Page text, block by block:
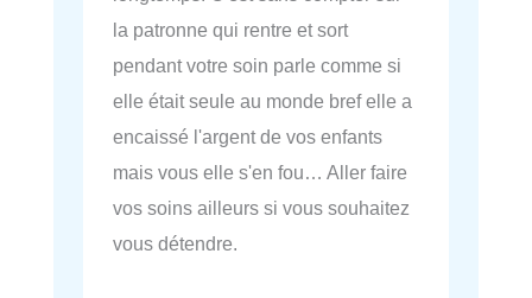
la patronne qui rentre et sort
pendant votre soin parle comme si
elle était seule au monde bref elle a
encaissé l'argent de vos enfants
mais vous elle s'en fou… Aller faire
vos soins ailleurs si vous souhaitez
vous détendre.